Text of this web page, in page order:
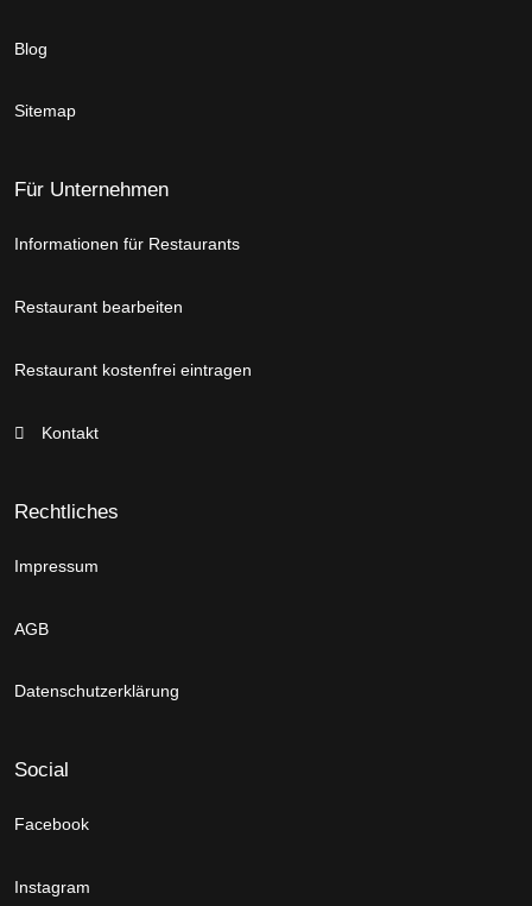
Blog
Sitemap
Für Unternehmen
Informationen für Restaurants
Restaurant bearbeiten
Restaurant kostenfrei eintragen
Kontakt
Rechtliches
Impressum
AGB
Datenschutzerklärung
Social
Facebook
Instagram